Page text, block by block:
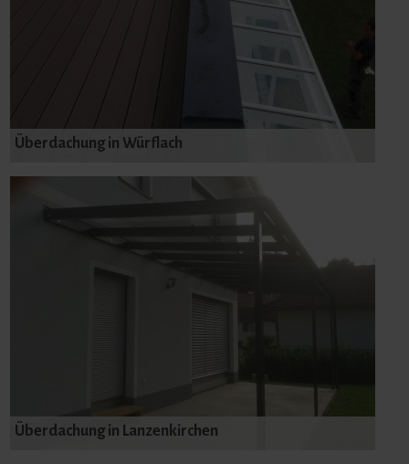
Überdachung in Würflach
Überdachung in Lanzenkirchen